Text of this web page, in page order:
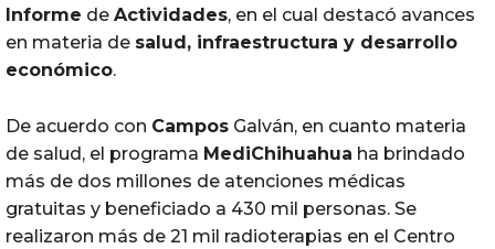
Informe de Actividades, en el cual destacó avances
en materia de salud, infraestructura y desarrollo
económico.
De acuerdo con Campos Galván, en cuanto materia
de salud, el programa MediChihuahua ha brindado
más de dos millones de atenciones médicas
gratuitas y beneficiado a 430 mil personas. Se
realizaron más de 21 mil radioterapias en el Centro